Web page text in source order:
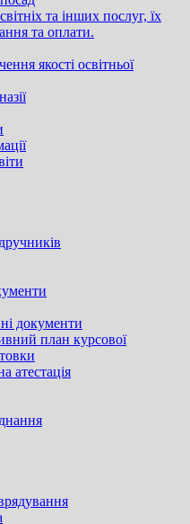
та інших послуг, їх
та оплати.
якості освітньої
документи
план курсової
атестація